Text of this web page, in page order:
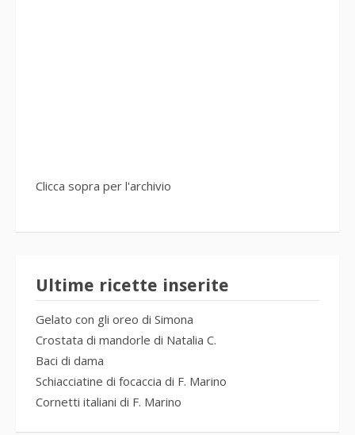
Clicca sopra per l'archivio
Ultime ricette inserite
Gelato con gli oreo di Simona
Crostata di mandorle di Natalia C.
Baci di dama
Schiacciatine di focaccia di F. Marino
Cornetti italiani di F. Marino